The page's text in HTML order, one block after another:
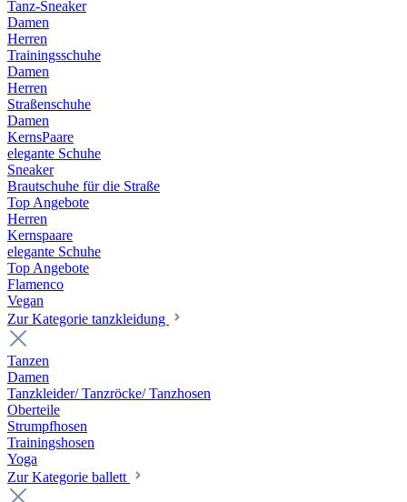
Tanz-Sneaker
Damen
Herren
Trainingsschuhe
Damen
Herren
Straßenschuhe
Damen
KernsPaare
elegante Schuhe
Sneaker
Brautschuhe für die Straße
Top Angebote
Herren
Kernspaare
elegante Schuhe
Top Angebote
Flamenco
Vegan
Zur Kategorie tanzkleidung
Tanzen
Damen
Tanzkleider/ Tanzröcke/ Tanzhosen
Oberteile
Strumpfhosen
Trainingshosen
Yoga
Zur Kategorie ballett